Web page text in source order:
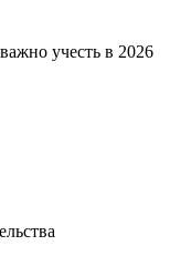
учесть в 2026